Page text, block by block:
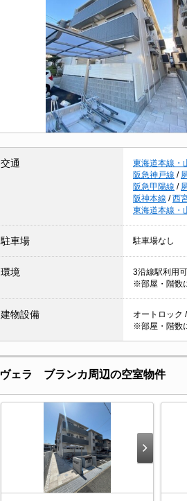
交通 東海道本線・
阪急神戸線 /
阪急甲陽線 /
阪神本線 / 西
東海道本線・
駐車場 駐車場なし
環境
3沿線駅利用可
※部屋・階数
建物設備
オートロック
※部屋・階数
ヴェラ ブランカ周辺の空室物件